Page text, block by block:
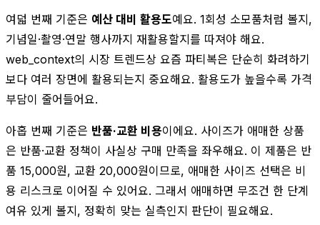
여덟 번째 기준은 예산 대비 활용도예요. 1회성 소모품처럼 볼지,
기념일·촬영·연말 행사까지 재활용할지를 따져야 해요.
web_context의 시장 트렌드상 요즘 파티복은 단순히 화려하기
보다 여러 장면에 활용되는지 중요해요. 활용도가 높을수록 가격
부담이 줄어들어요.
아홉 번째 기준은 반품·교환 비용이에요. 사이즈가 애매한 상품
은 반품·교환 정책이 사실상 구매 만족을 좌우해요. 이 제품은 반
품 15,000원, 교환 20,000원이므로, 애매한 사이즈 선택은 비
용 리스크로 이어질 수 있어요. 그래서 애매하면 무조건 한 단계
여유 있게 볼지, 정확히 맞는 실측인지 판단이 필요해요.